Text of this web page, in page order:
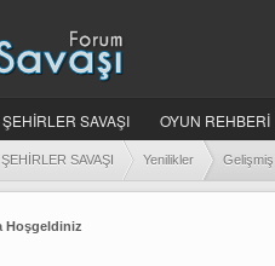
ŞEHİRLER SAVAŞI OYUN REHBERİ
ŞEHİRLER SAVAŞI Yenilikler
Hoşgeldiniz